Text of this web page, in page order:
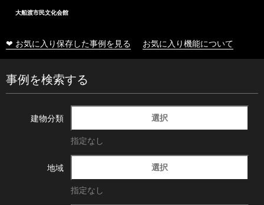
大船渡市民文化会館
❤ お気に入り保存した事例を見る お気に入り機能について
事例を検索する
建物分類 選択
指定なし
地域 選択
指定なし